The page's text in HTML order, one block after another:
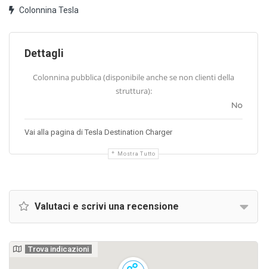
Colonnina Tesla
Dettagli
Colonnina pubblica (disponibile anche se non clienti della
struttura):
No
Vai alla pagina di Tesla Destination Charger
Mostra Tutto
Valutaci e scrivi una recensione
Trova indicazioni